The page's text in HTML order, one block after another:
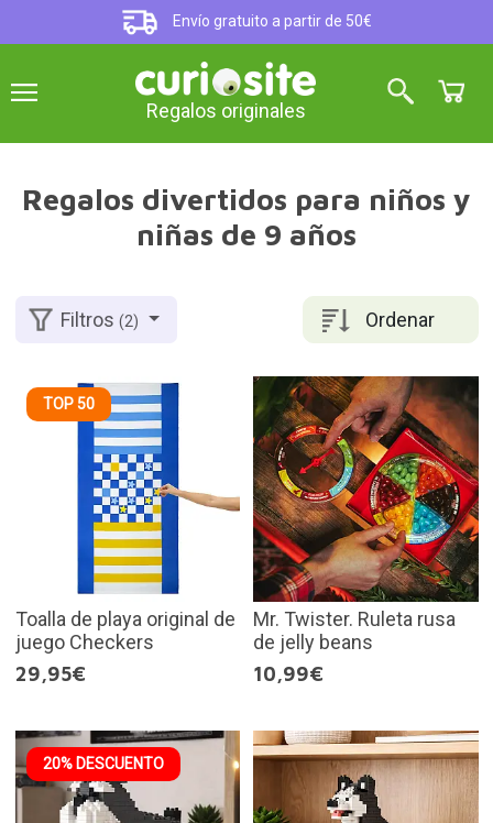
Envío gratuito a partir de 50€
Regalos originales
Regalos divertidos para niños y
niñas de 9 años
Ordenar
Filtros(2)
TOP 50
Toalla de playa original de
juego Checkers
29,95€
Mr. Twister. Ruleta rusa
de jelly beans
10,99€
20% DESCUENTO